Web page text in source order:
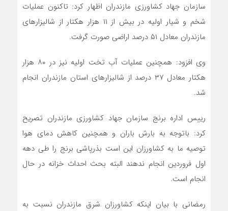
سازمان جهاد کشاورزی مازندران اظهار کرد: تاکنون عملیات
شخم و شیار اولیه در بیش از ۱۱ هزار هکتار از شالیزارهای
مازندران معادل ۵۱ درصد اراضی صورت گرفت.
وی افزود: همچنین عملیات آب تخت اولیه نیز در ۸۰ هزار
هکتار معادل ۳۷ درصد از شالیزارهای استان مازندران انجام
شد.
رییس اداره برنج سازمان جهاد کشاورزی مازندران تصریح
کرد: باتوجه به بارش باران و همچنین کاهش دمای هوا
توصیه ما به کشاورزان این است بذرپاشی برنج را طی دهه
اول فروردین انجام ندهند البته بحث احداث خزانه در حال
انجام است.
رمضانی با بیان اینکه کشاورزان شرق مازندران نسبت به